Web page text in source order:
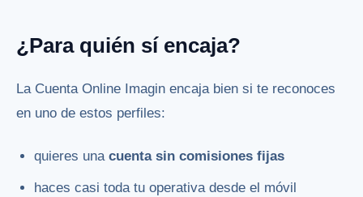
¿Para quién sí encaja?
La Cuenta Online Imagin encaja bien si te reconoces
en uno de estos perfiles:
quieres unacuenta sin comisiones fijas
haces casi toda tu operativa desde el móvil